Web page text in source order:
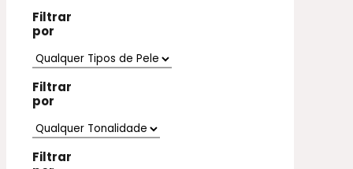
Filtrar
por
Filtrar
por
Filtrar